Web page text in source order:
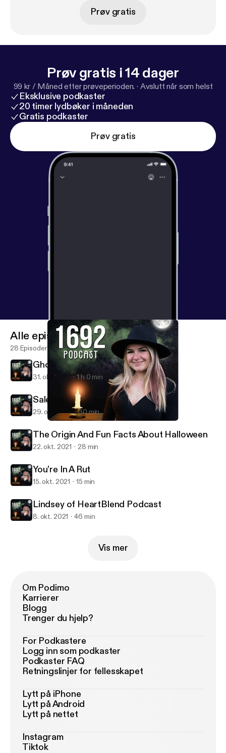
Prøv gratis
Prøv gratis i 14 dager
99 kr / Måned etter prøveperioden. · Avslutt når som helst
Eksklusive podkaster
20 timer lydbøker i måneden
Gratis podkaster
Prøv gratis
1692 Podcast
Alle episoder
28 Episoder
Ghost Stories 2 Halloween
31. okt. 2021 1 h 0 min
Salem Witch Trials - 1692
29. okt. 2021 30 min
The Origin And Fun Facts About Halloween
22. okt. 2021 28 min
You’re In A Rut
15. okt. 2021 15 min
Lindsey of HeartBlend Podcast
8. okt. 2021 46 min
Vis mer
Om Podimo
Karrierer
Blogg
Trenger du hjelp?
For Podkastere
Logg inn som podkaster
Podkaster FAQ
Retningslinjer for fellesskapet
Lytt på iPhone
Lytt på Android
Lytt på nettet
Instagram
Tiktok